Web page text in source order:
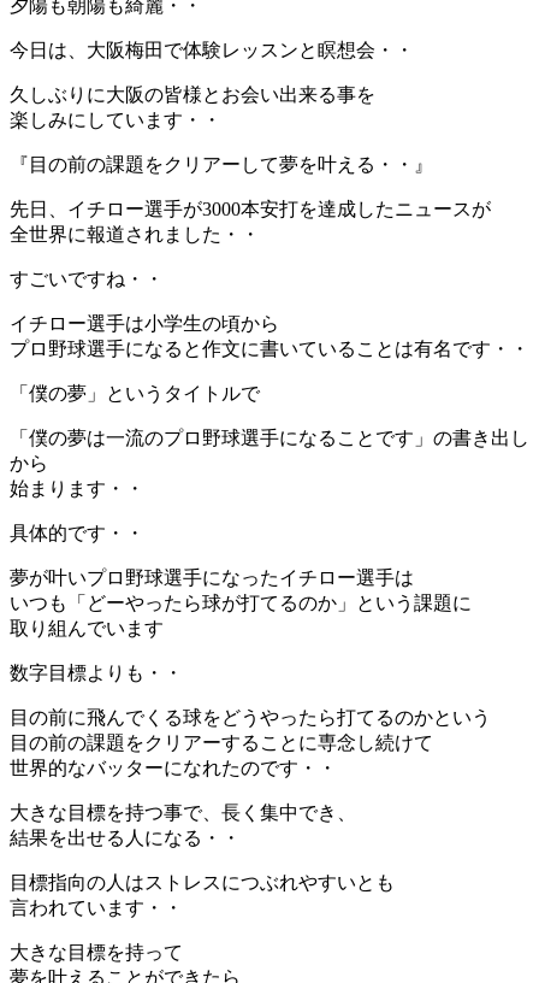
夕陽も朝陽も綺麗・・
今日は、大阪梅田で体験レッスンと瞑想会・・
久しぶりに大阪の皆様とお会い出来る事を
楽しみにしています・・
『目の前の課題をクリアーして夢を叶える・・』
先日、イチロー選手が3000本安打を達成したニュースが
全世界に報道されました・・
すごいですね・・
イチロー選手は小学生の頃から
プロ野球選手になると作文に書いていることは有名です・・
「僕の夢」というタイトルで
「僕の夢は一流のプロ野球選手になることです」の書き出し
から
始まります・・
具体的です・・
夢が叶いプロ野球選手になったイチロー選手は
いつも「どーやったら球が打てるのか」という課題に
取り組んでいます
数字目標よりも・・
目の前に飛んでくる球をどうやったら打てるのかという
目の前の課題をクリアーすることに専念し続けて
世界的なバッターになれたのです・・
大きな目標を持つ事で、長く集中でき、
結果を出せる人になる・・
目標指向の人はストレスにつぶれやすいとも
言われています・・
大きな目標を持って
夢を叶えることができたら